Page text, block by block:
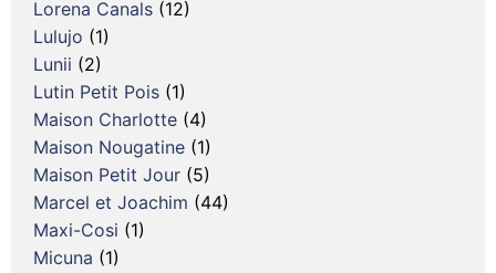
Lorena Canals (12)
Lulujo (1)
Lunii (2)
Lutin Petit Pois (1)
Maison Charlotte (4)
Maison Nougatine (1)
Maison Petit Jour (5)
Marcel et Joachim (44)
Maxi-Cosi (1)
Micuna (1)